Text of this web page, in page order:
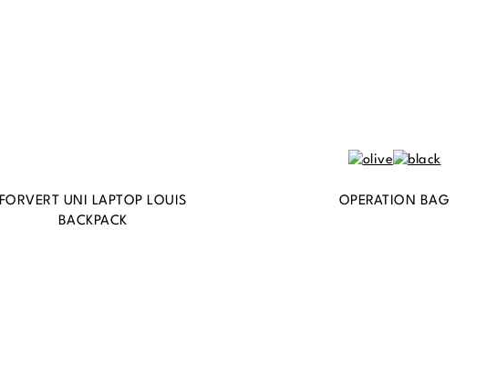
FORVERT UNI LAPTOP LOUIS
BACKPACK
OPERATION BAG